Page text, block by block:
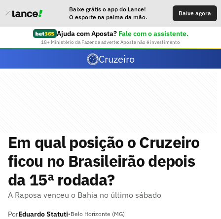
Baixe grátis o app do Lance!
O esporte na palma da mão.
Baixe agora
Ajuda com Aposta? Fale com o assistente.
18+ Ministério da Fazenda adverte: Aposta não é investimento
Cruzeiro
Em qual posição o Cruzeiro
ficou no Brasileirão depois
da 15ª rodada?
A Raposa venceu o Bahia no último sábado
PorEduardo Statuti•Belo Horizonte (MG)